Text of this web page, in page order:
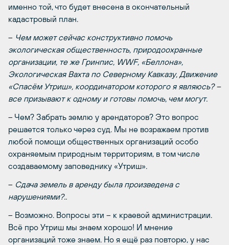
именно той, что будет внесена в окончательный
кадастровый план.
– Чем может сейчас конструктивно помочь
экологическая общественность, природоохранные
организации, те же Гринпис, WWF, «Беллона»,
Экологическая Вахта по Северному Кавказу, Движение
«Спасём Утриш», координатором которого я являюсь? –
все призывают к одному и готовы помочь, чем могут.
– Чем? Забрать землю у арендаторов? Это вопрос
решается только через суд. Мы не возражаем против
любой помощи общественных организаций особо
охраняемым природным территориям, в том числе
создаваемому заповеднику «Утриш».
– Сдача земель в аренду была произведена с
нарушениями?..
– Возможно. Вопросы эти – к краевой администрации.
Всё про Утриш мы знаем хорошо! И мнение
организаций тоже знаем. Но я ещё раз повторю, у нас